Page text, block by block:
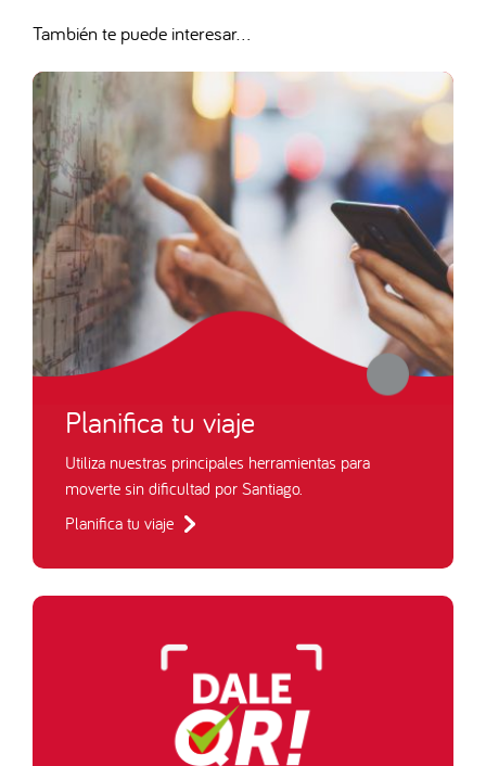
También te puede interesar...
Planifica tu viaje
Utiliza nuestras principales herramientas para
moverte sin dificultad por Santiago.
Planifica tu viaje